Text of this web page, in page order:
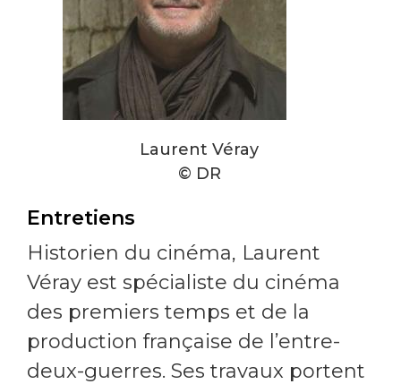
Entretiens
Historien du cinéma, Laurent
Véray est spécialiste du cinéma
des premiers temps et de la
production française de l’entre-
deux-guerres. Ses travaux portent
Laurent Véray
© DR